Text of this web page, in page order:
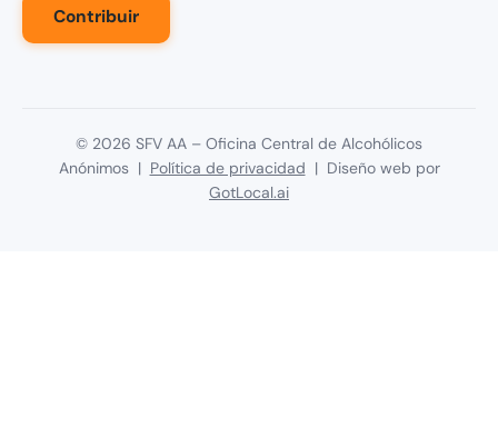
Contribuir
© 2026 SFV AA – Oficina Central de Alcohólicos
Anónimos | Política de privacidad | Diseño web por
GotLocal.ai